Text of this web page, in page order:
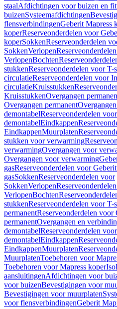
staalAfdichtingen voor buizen en
buizenSysteemafdichtingen
flensverbindingenGeberit Mapress
koperReserveonderdelen voor
koperSokkenReserveonderdelen
SokkenVerlopen
VerlopenBochten
stukkenReserveonderdelen voor T-
circulatieReserveonderdelen voor
circulatieKruisstukken
KruisstukkenOvergangen
Overgangen permanent
demontabelReserveonderdelen
demontabelEindkappen
EindkappenMuurplaten
stukken voor verwarming
verwarmingOvergangen voor
Overgangen voor verwarming
gasReserveonderdelen voor
gasSokkenReserveonderdelen voor
SokkenVerlopen
VerlopenBochten
stukkenReserveonderdelen voor T-
permanentReserveonderdelen voor
permanentOvergangen en
demontabelReserveonderdelen
demontabelEindkappen
EindkappenMuurplaten
MuurplatenToebehoren voor
Toebehoren voor Mapress koper
aansluitingenAfdichtingen voor
voor buizenBevestigingen voor
Bevestigingen voor muurplaten
voor flensverbindingenGeberit